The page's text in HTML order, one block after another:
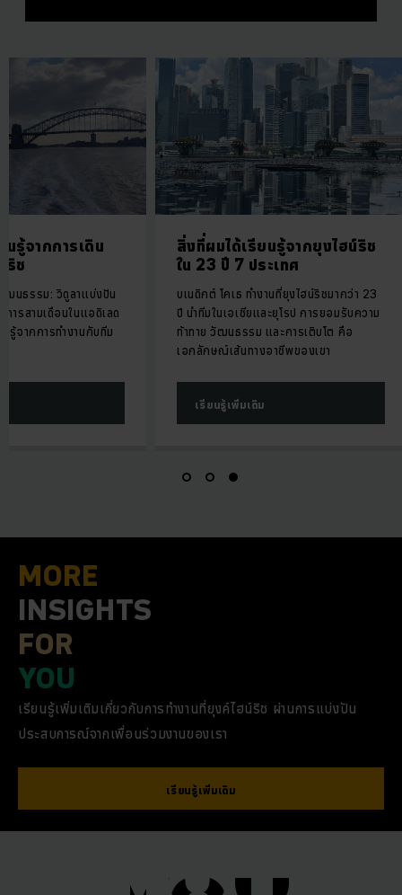
รู้จากการเดิน
ริช
ฒนธรรม: วิดูลาแบ่งปัน
ารสามเดือนในแอดิเลด
รู้จากการทำงานกับทีม
สิ่งที่ผมได้เรียนรู้จากยุงไฮน์ริช
ใน 23 ปี 7 ประเทศ
บเนดิกต์ โคเธ ทำงานที่ยุงไฮน์ริชมากว่า 23
ปี นำทีมในเอเชียและยุโรป การยอมรับความ
ท้าทาย วัฒนธรรม และการเติบโต คือ
เอกลักษณ์เส้นทางอาชีพของเขา
เรียนรู้เพิ่มเติม
MORE
INSIGHTS
FOR
YOU
เรียนรู้เพิ่มเติมเกี่ยวกับการทำงานที่ยุงค์ไฮน์ริช ผ่านการแบ่งปัน
ประสบการณ์จากเพื่อนร่วมงานของเรา
เรียนรู้เพิ่มเติม